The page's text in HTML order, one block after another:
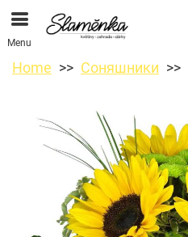
Menu
Home Соняшники